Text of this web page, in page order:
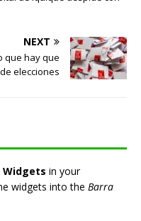
NEXT
que hay que
elecciones
in your
widgets into the Barra